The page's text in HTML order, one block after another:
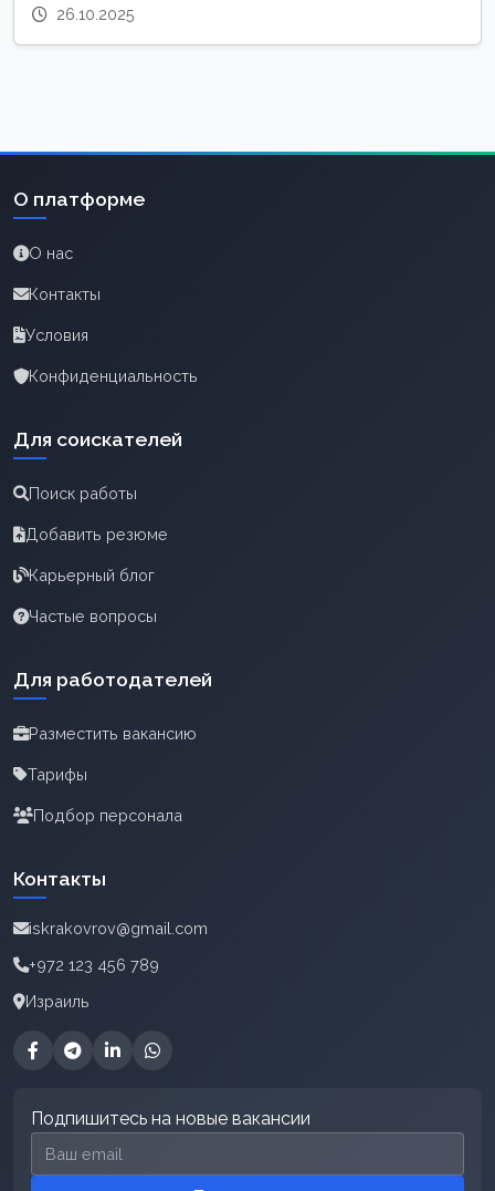
26.10.2025
О платформе
О нас
Контакты
Условия
Конфиденциальность
Для соискателей
Поиск работы
Добавить резюме
Карьерный блог
Частые вопросы
Для работодателей
Разместить вакансию
Тарифы
Подбор персонала
Контакты
iskrakovrov@gmail.com
+972 123 456 789
Израиль
Подпишитесь на новые вакансии
Email для подписки